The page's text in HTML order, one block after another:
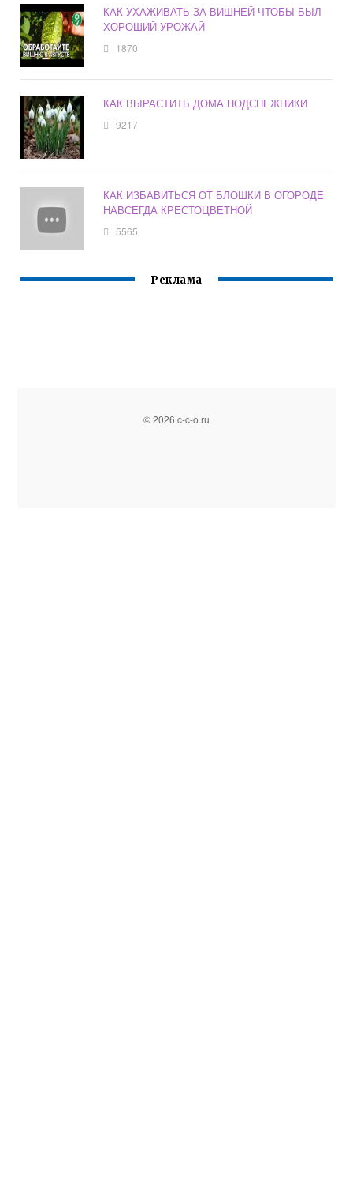
КАК УХАЖИВАТЬ ЗА ВИШНЕЙ ЧТОБЫ БЫЛ
ХОРОШИЙ УРОЖАЙ
1870
КАК ВЫРАСТИТЬ ДОМА ПОДСНЕЖНИКИ
9217
КАК ИЗБАВИТЬСЯ ОТ БЛОШКИ В ОГОРОДЕ
НАВСЕГДА КРЕСТОЦВЕТНОЙ
5565
Реклама
© 2026 c-c-o.ru